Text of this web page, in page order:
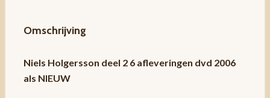
Omschrijving
Niels Holgersson deel 2 6 afleveringen dvd 2006
als NIEUW